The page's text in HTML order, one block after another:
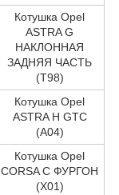
Котушка Opel
ASTRA G
НАКЛОННАЯ
ЗАДНЯЯ ЧАСТЬ
(T98)
Котушка Opel
ASTRA H GTC
(A04)
Котушка Opel
CORSA C ФУРГОН
(X01)